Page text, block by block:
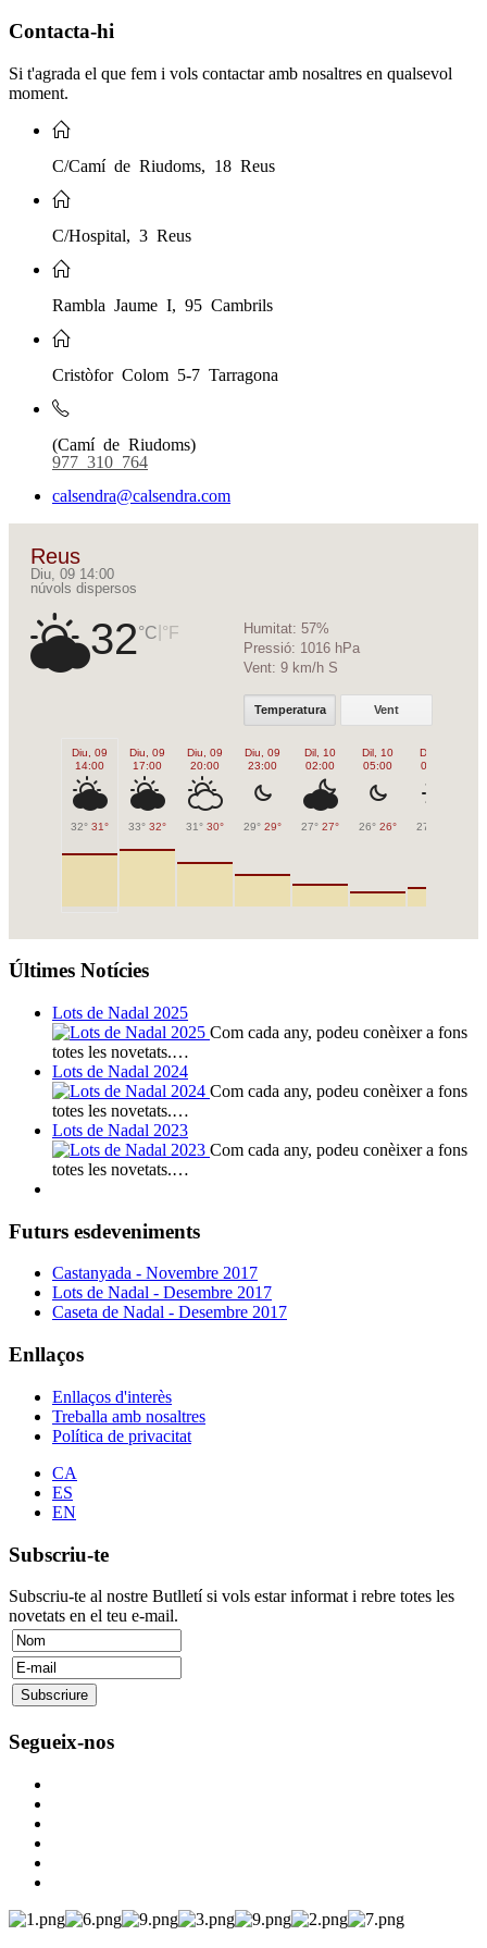
Contacta-hi
Si t'agrada el que fem i vols contactar amb nosaltres en qualsevol
moment.
C/Camí de Riudoms, 18 Reus
C/Hospital, 3 Reus
Rambla Jaume I, 95 Cambrils
Cristòfor Colom 5-7 Tarragona
(Camí de Riudoms)
977 310 764
calsendra@calsendra.com
Reus
Diu, 09 14:00
núvols dispersos
32°C °F Humitat: 57%
Pressió: 1016 hPa
Vent: 9 km/h S
Temperatura Vent
Diu, 09
14:00
32° 31°
Diu, 09
17:00
33° 32°
Diu, 09
20:00
31° 30°
Diu, 09
23:00
29° 29°
Dil, 10
02:00
27° 27°
Dil, 10
05:00
26° 26°
Dil, 10
08:00
27°
Últimes Notícies
Lots de Nadal 2025
Com cada any, podeu conèixer a fons
totes les novetats.…
Lots de Nadal 2024
Com cada any, podeu conèixer a fons
totes les novetats.…
Lots de Nadal 2023
Com cada any, podeu conèixer a fons
totes les novetats.…
Futurs esdeveniments
Castanyada - Novembre 2017
Lots de Nadal - Desembre 2017
Caseta de Nadal - Desembre 2017
Enllaços
Enllaços d'interès
Treballa amb nosaltres
Política de privacitat
CA
ES
EN
Subscriu-te
Subscriu-te al nostre Butlletí si vols estar informat i rebre totes les
novetats en el teu e-mail.
Segueix-nos